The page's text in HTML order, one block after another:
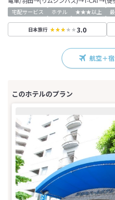
宅配サービス ホテル ★★★以上
日本旅行 3.0
航空＋